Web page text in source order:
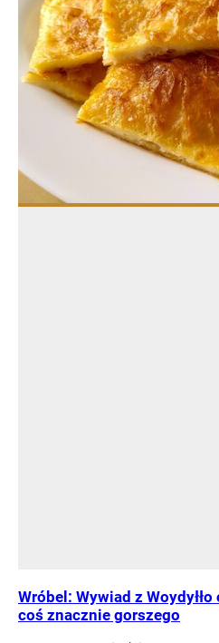
Wróbel: Wywiad z
coś znacznie gorszego